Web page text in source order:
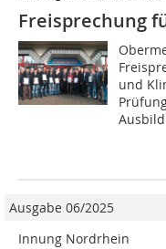
Freisprechung
und
Ausgabe 06/2025
Innung Nordrhein